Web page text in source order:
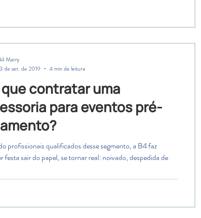
que contratar uma
para eventos pré-
profissionais qualificados desse segmento, a B4 faz
festa sair do papel, se tornar real: noivado, despedida de
Marry
de set. de 2019
4 min de leitura